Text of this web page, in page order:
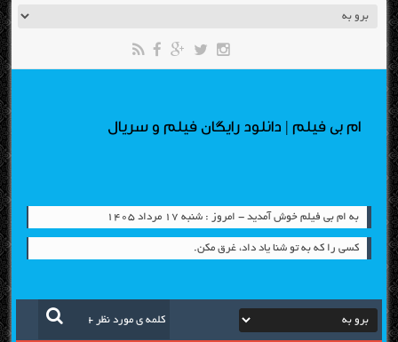
ام بی فیلم | دانلود رایگان فیلم و سریال
به ام بی فیلم خوش آمدید - امروز : شنبه ۱۷ مرداد ۱۴۰۵
کسی را که به تو شنا یاد داد، غرق مکن.